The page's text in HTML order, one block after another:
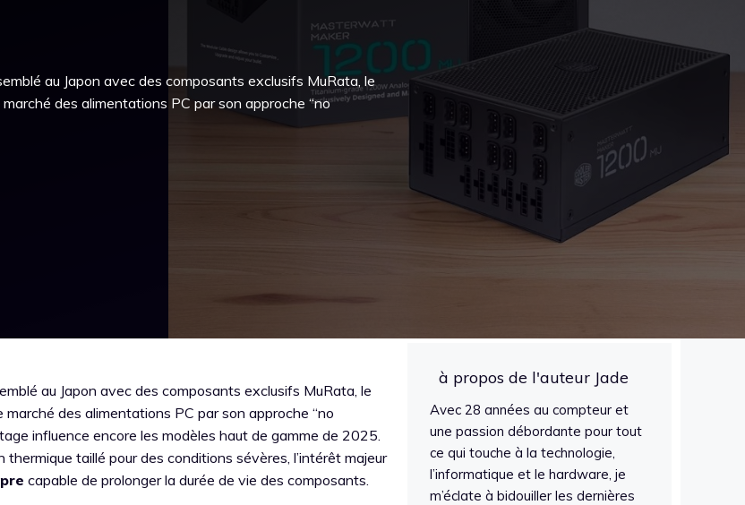
au Japon avec des composants exclusifs MuRata, le
des alimentations PC par son approche “no
au Japon avec des composants exclusifs MuRata, le
marché des alimentations PC par son approche “no
influence encore les modèles haut de gamme de 2025.
thermique taillé pour des conditions sévères, l’intérêt majeur
capable de prolonger la durée de vie des composants.
à propos de l'auteur Jade
Avec 28 années au compteur et
une passion débordante pour tout
ce qui touche à la technologie,
l’informatique et le hardware, je
m’éclate à bidouiller les dernières